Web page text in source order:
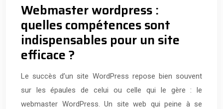
Webmaster wordpress :
quelles compétences sont
indispensables pour un site
efficace ?
Le succès d’un site WordPress repose bien souvent
sur les épaules de celui ou celle qui le gère : le
webmaster WordPress. Un site web qui peine à se